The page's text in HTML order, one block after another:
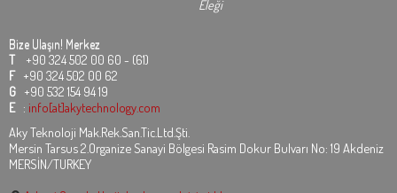
Eleği
Bize Ulaşın! Merkez
T +90 324 502 00 60 - (61)
F +90 324 502 00 62
G +90 532 154 94 19
E : info[at]akytechnology.com
Aky Teknoloji Mak.Rek.San.Tic.Ltd.Şti.
Mersin Tarsus 2.Organize Sanayi Bölgesi Rasim Dokur Bulvarı No: 19 Akdeniz
MERSİN/TURKEY